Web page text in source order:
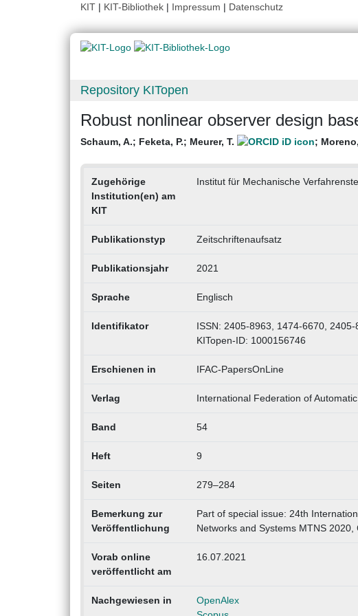
KIT | KIT-Bibliothek | Impressum | Datenschutz
Repository KITopen
Robust nonlinear observer design
Schaum, A.; Feketa, P.; Meurer, T. ;
Zugehörige
Institution(en) am
KIT
Institut für Mechanische
Publikationstyp Zeitschriftenaufsatz
Publikationsjahr 2021
Sprache Englisch
Identifikator
ISSN: 2405-8963, 1474-6670,
KITopen-ID: 1000156746
Erschienen in IFAC-PapersOnLine
Verlag International Federation of
Band 54
Heft 9
Seiten 279–284
Bemerkung zur
Veröffentlichung
Part of special issue: 24th
Networks and Systems MTNS
Vorab online
veröffentlicht am
16.07.2021
Nachgewiesen in
OpenAlex